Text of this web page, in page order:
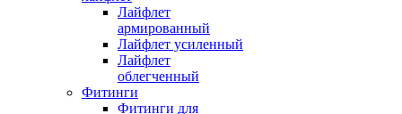
Лайфлет
армированный
Лайфлет усиленный
Лайфлет
облегченный
Фитинги
Фитинги для